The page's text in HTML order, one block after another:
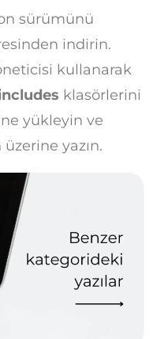
sürümünü
indirin.
kullanarak
klasörlerini
yükleyin ve
yazın.